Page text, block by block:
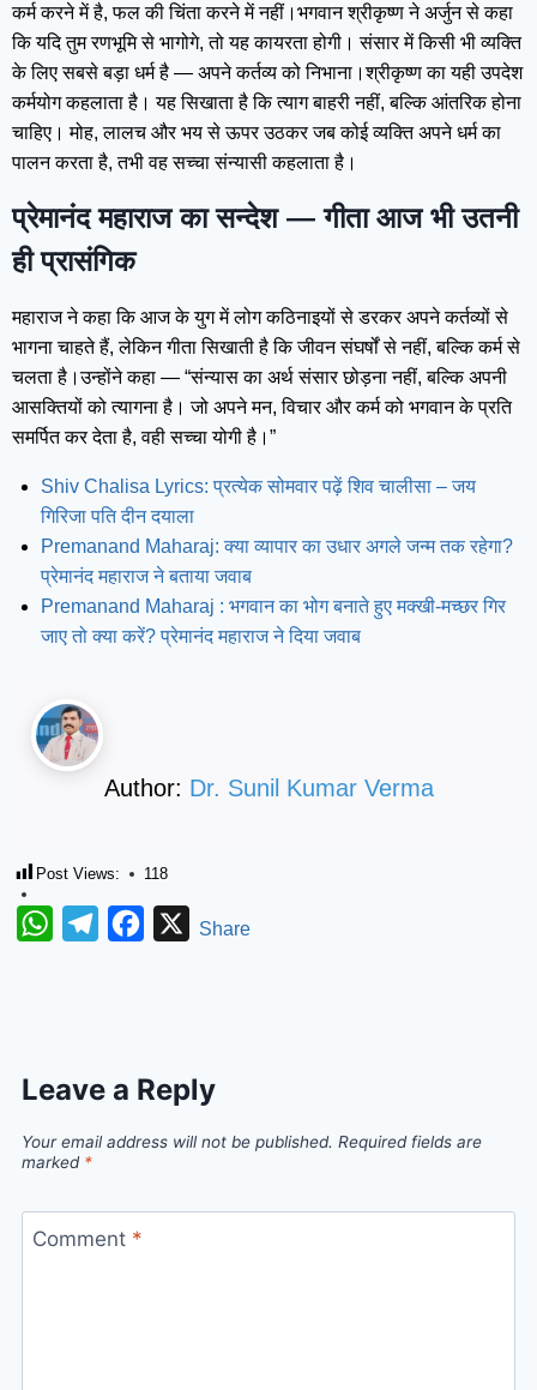
कर्म करने में है, फल की चिंता करने में नहीं।भगवान श्रीकृष्ण ने अर्जुन से कहा
कि यदि तुम रणभूमि से भागोगे, तो यह कायरता होगी। संसार में किसी भी व्यक्ति
के लिए सबसे बड़ा धर्म है — अपने कर्तव्य को निभाना।श्रीकृष्ण का यही उपदेश
कर्मयोग कहलाता है। यह सिखाता है कि त्याग बाहरी नहीं, बल्कि आंतरिक होना
चाहिए। मोह, लालच और भय से ऊपर उठकर जब कोई व्यक्ति अपने धर्म का
पालन करता है, तभी वह सच्चा संन्यासी कहलाता है।
प्रेमानंद महाराज का सन्देश — गीता आज भी उतनी
ही प्रासंगिक
महाराज ने कहा कि आज के युग में लोग कठिनाइयों से डरकर अपने कर्तव्यों से
भागना चाहते हैं, लेकिन गीता सिखाती है कि जीवन संघर्षों से नहीं, बल्कि कर्म से
चलता है।उन्होंने कहा — “संन्यास का अर्थ संसार छोड़ना नहीं, बल्कि अपनी
आसक्तियों को त्यागना है। जो अपने मन, विचार और कर्म को भगवान के प्रति
समर्पित कर देता है, वही सच्चा योगी है।”
Shiv Chalisa Lyrics: प्रत्येक सोमवार पढ़ें शिव चालीसा – जय
गिरिजा पति दीन दयाला
Premanand Maharaj: क्या व्यापार का उधार अगले जन्म तक रहेगा?
प्रेमानंद महाराज ने बताया जवाब
Premanand Maharaj : भगवान का भोग बनाते हुए मक्खी-मच्छर गिर
जाए तो क्या करें? प्रेमानंद महाराज ने दिया जवाब
Author: Dr. Sunil Kumar Verma
Post Views: 118
WhatsAppTelegramFacebook
XShare
Leave a Reply
Your email address will not be published. Required fields are
marked *
Comment *